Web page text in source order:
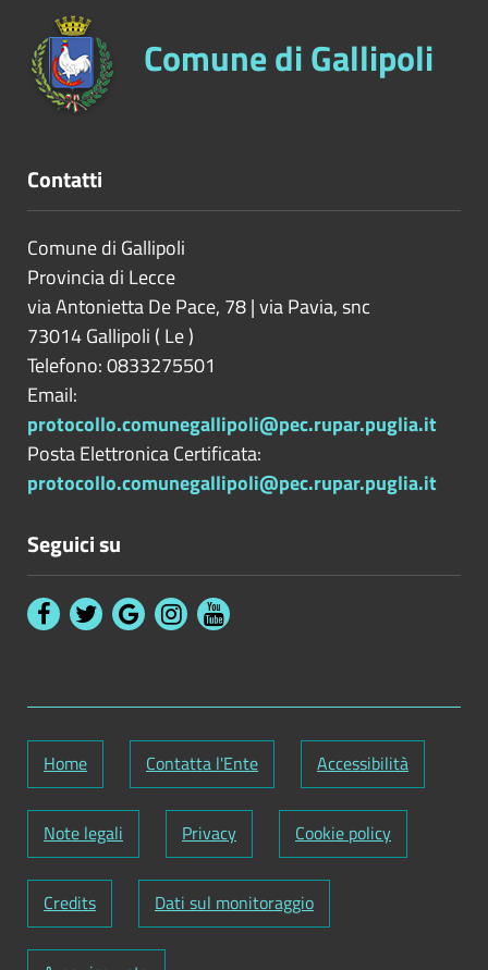
Comune di Gallipoli
Contatti
Comune di Gallipoli
Provincia di Lecce
via Antonietta De Pace, 78 | via Pavia, snc
73014Gallipoli ( Le)
Telefono: 0833275501
Email:
protocollo.comunegallipoli@pec.rupar.puglia.it
Posta Elettronica Certificata:
protocollo.comunegallipoli@pec.rupar.puglia.it
Seguici su
Home Contatta l'Ente Accessibilità
Note legali Privacy Cookie policy
Credits Dati sul monitoraggio